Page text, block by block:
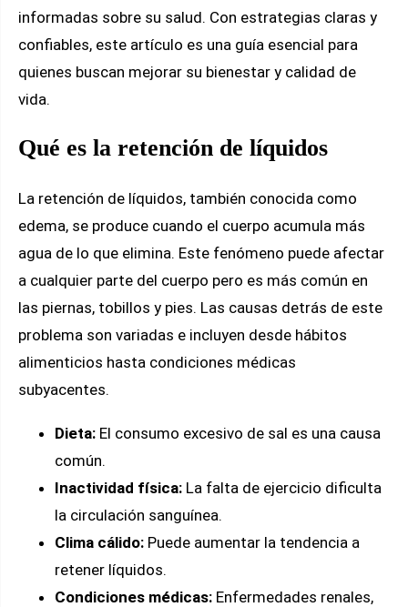
informadas sobre su salud. Con estrategias claras y
confiables, este artículo es una guía esencial para
quienes buscan mejorar su bienestar y calidad de
vida.
Qué es la retención de líquidos
La retención de líquidos, también conocida como
edema, se produce cuando el cuerpo acumula más
agua de lo que elimina. Este fenómeno puede afectar
a cualquier parte del cuerpo pero es más común en
las piernas, tobillos y pies. Las causas detrás de este
problema son variadas e incluyen desde hábitos
alimenticios hasta condiciones médicas
subyacentes.
Dieta: El consumo excesivo de sal es una causa
común.
Inactividad física: La falta de ejercicio dificulta
la circulación sanguínea.
Clima cálido: Puede aumentar la tendencia a
retener líquidos.
Condiciones médicas: Enfermedades renales,